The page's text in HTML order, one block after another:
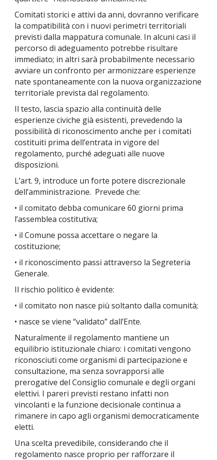
Comitati storici e attivi da anni, dovranno verificare
la compatibilità con i nuovi perimetri territoriali
previsti dalla mappatura comunale. In alcuni casi il
percorso di adeguamento potrebbe risultare
immediato; in altri sarà probabilmente necessario
avviare un confronto per armonizzare esperienze
nate spontaneamente con la nuova organizzazione
territoriale prevista dal regolamento.
Il testo, lascia spazio alla continuità delle
esperienze civiche già esistenti, prevedendo la
possibilità di riconoscimento anche per i comitati
costituiti prima dell’entrata in vigore del
regolamento, purché adeguati alle nuove
disposizioni.
L’art. 9, introduce un forte potere discrezionale
dell’amministrazione. Prevede che:
• il comitato debba comunicare 60 giorni prima
l’assemblea costitutiva;
• il Comune possa accettare o negare la
costituzione;
• il riconoscimento passi attraverso la Segreteria
Generale.
Il rischio politico è evidente:
• il comitato non nasce più soltanto dalla comunità;
• nasce se viene “validato” dall’Ente.
Naturalmente il regolamento mantiene un
equilibrio istituzionale chiaro: i comitati vengono
riconosciuti come organismi di partecipazione e
consultazione, ma senza sovrapporsi alle
prerogative del Consiglio comunale e degli organi
elettivi. I pareri previsti restano infatti non
vincolanti e la funzione decisionale continua a
rimanere in capo agli organismi democraticamente
eletti.
Una scelta prevedibile, considerando che il
regolamento nasce proprio per rafforzare il